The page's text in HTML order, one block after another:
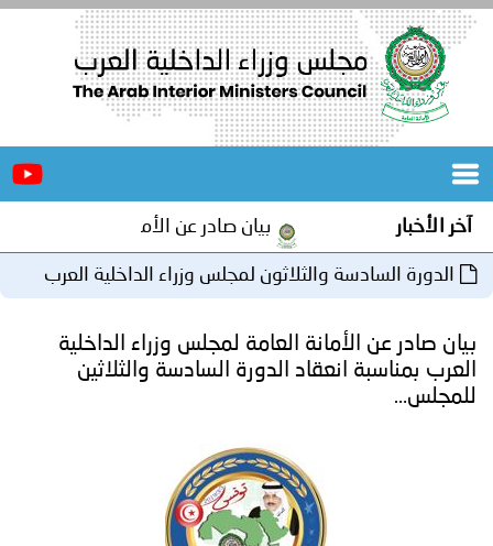
الرئيسية
المجلس
مؤتمرات
و
جهود
آخر الأخبار بيان صادر عن الأمانة العامة لمجلس
الدورة السادسة والثلاثون لمجلس وزراء الداخلية العرب
بيان صادر عن الأمانة العامة لمجلس وزراء الداخلية
العرب بمناسبة انعقاد الدورة السادسة والثلاثين
للمجلس…